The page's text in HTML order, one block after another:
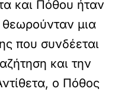
και Πόθου ήταν
μια
που συνδέεται
και την
ο Πόθος